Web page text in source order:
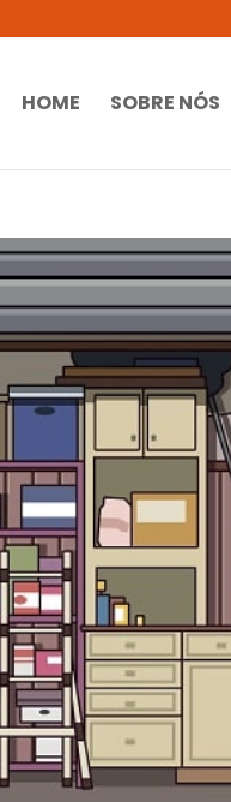
HOME SOBRE NÓS